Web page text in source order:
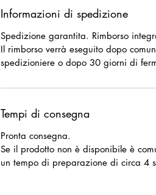
Informazioni di spedizione
Spedizione garantita. Rimborso
Il rimborso verrà eseguito dopo
spedizioniere o dopo 30 giorni di
Tempi di consegna
Pronta consegna.
Se il prodotto non è disponibile è
un tempo di preparazione di circa 4